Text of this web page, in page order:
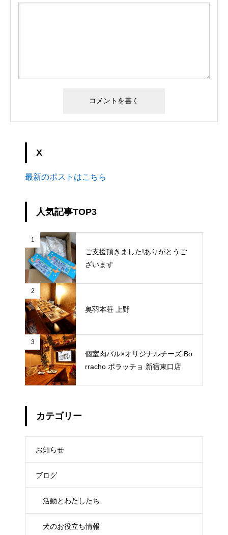
X
最新のポストはこちら
人気記事TOP3
1
ご支援頂きました!ありがとうご
ざいます
2
奥羽本荘 上野
3
個室肉バル×オリジナルチーズ Bo
rracho ボラッチョ 新宿東口店
カテゴリー
お知らせ
ブログ
活動とわたしたち
犬のお役立ち情報